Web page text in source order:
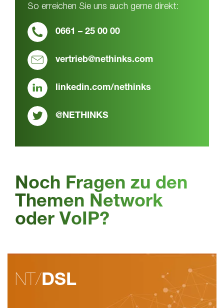
So erreichen Sie uns auch gerne direkt:
0661 – 25 00 00
vertrieb@nethinks.com
linkedin.com/nethinks
@NETHINKS
Noch Fragen zu den
Themen Network
oder VoIP?
NT/DSL